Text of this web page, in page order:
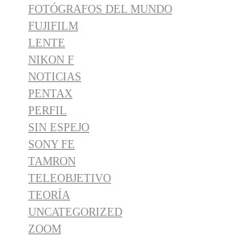
FOTÓGRAFOS DEL MUNDO
FUJIFILM
LENTE
NIKON F
NOTICIAS
PENTAX
PERFIL
SIN ESPEJO
SONY FE
TAMRON
TELEOBJETIVO
TEORÍA
UNCATEGORIZED
ZOOM